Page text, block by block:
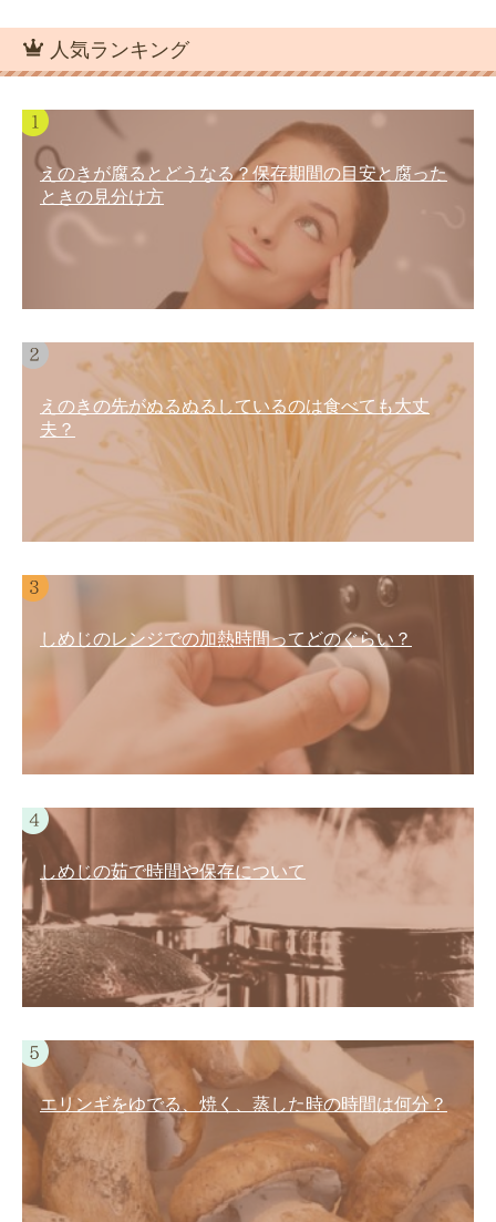
人気ランキング
えのきが腐るとどうなる？保存期間の目安と腐った
ときの見分け方
えのきの先がぬるぬるしているのは食べても大丈
夫？
しめじのレンジでの加熱時間ってどのぐらい？
しめじの茹で時間や保存について
エリンギをゆでる、焼く、蒸した時の時間は何分？